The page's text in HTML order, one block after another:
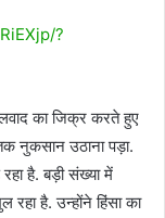
?
का जिक्र करते हुए
नुकसान उठाना पड़ा.
है. बड़ी संख्या में
है. उन्होंने हिंसा का